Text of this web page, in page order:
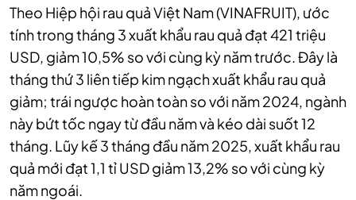
Theo Hiệp hội rau quả Việt Nam (VINAFRUIT), ước
tính trong tháng 3 xuất khẩu rau quả đạt 421 triệu
USD, giảm 10,5% so với cùng kỳ năm trước. Đây là
tháng thứ 3 liên tiếp kim ngạch xuất khẩu rau quả
giảm; trái ngược hoàn toàn so với năm 2024, ngành
này bứt tốc ngay từ đầu năm và kéo dài suốt 12
tháng. Lũy kế 3 tháng đầu năm 2025, xuất khẩu rau
quả mới đạt 1,1 tỉ USD giảm 13,2% so với cùng kỳ
năm ngoái.